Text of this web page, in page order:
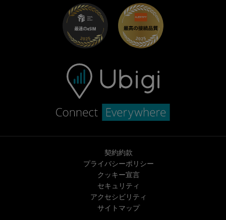
トラブルシューティング
ヘルプセンター
お問い合わせ先
契約約款
プライバシーポリシー
クッキー宣言
セキュリティ
アクセシビリティ
サイトマップ